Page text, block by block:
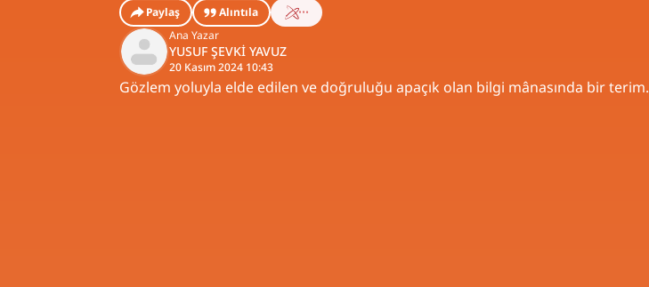
Paylaş
Alıntıla
Ana Yazar
YUSUF ŞEVKİ YAVUZ
20 Kasım 2024 10:43
Gözlem yoluyla elde edilen ve doğruluğu apaçık olan bilgi mânasında bir terim.